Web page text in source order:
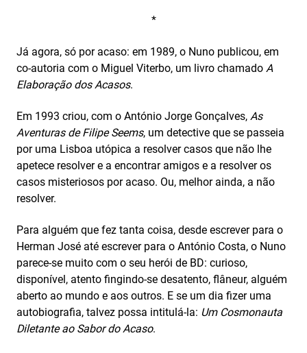
*
Já agora, só por acaso: em 1989, o Nuno publicou, em
co-autoria com o Miguel Viterbo, um livro chamado A
Elaboração dos Acasos.
Em 1993 criou, com o António Jorge Gonçalves, As
Aventuras de Filipe Seems, um detective que se passeia
por uma Lisboa utópica a resolver casos que não lhe
apetece resolver e a encontrar amigos e a resolver os
casos misteriosos por acaso. Ou, melhor ainda, a não
resolver.
Para alguém que fez tanta coisa, desde escrever para o
Herman José até escrever para o António Costa, o Nuno
parece-se muito com o seu herói de BD: curioso,
disponível, atento fingindo-se desatento, flâneur, alguém
aberto ao mundo e aos outros. E se um dia fizer uma
autobiografia, talvez possa intitulá-la: Um Cosmonauta
Diletante ao Sabor do Acaso.